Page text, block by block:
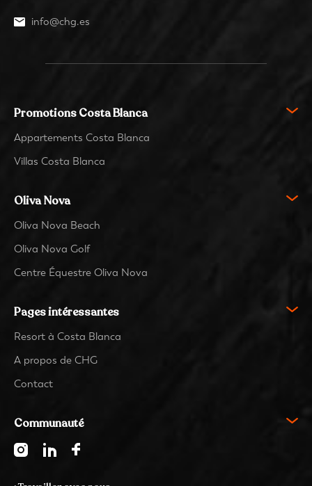
info@chg.es
Promotions Costa Blanca
Appartements Costa Blanca
Villas Costa Blanca
Oliva Nova
Oliva Nova Beach
Oliva Nova Golf
Centre Équestre Oliva Nova
Pages intéressantes
Resort à Costa Blanca
A propos de CHG
Contact
Communauté